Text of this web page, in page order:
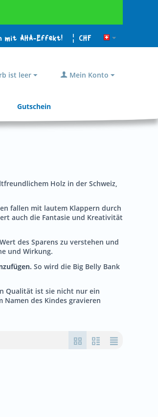
mit AHA-Effekt! ¦ CHF
Mein Konto
ist leer
Gutschein
Holz in der Schweiz,
fallen mit lautem Klappern durch
auch die Fantasie und Kreativität
des Sparens zu verstehen und
und Wirkung.
So wird die Big Belly Bank
Qualität ist sie nicht nur ein
Namen des Kindes gravieren